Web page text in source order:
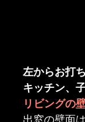
左からお打
キッチン、
リビングの